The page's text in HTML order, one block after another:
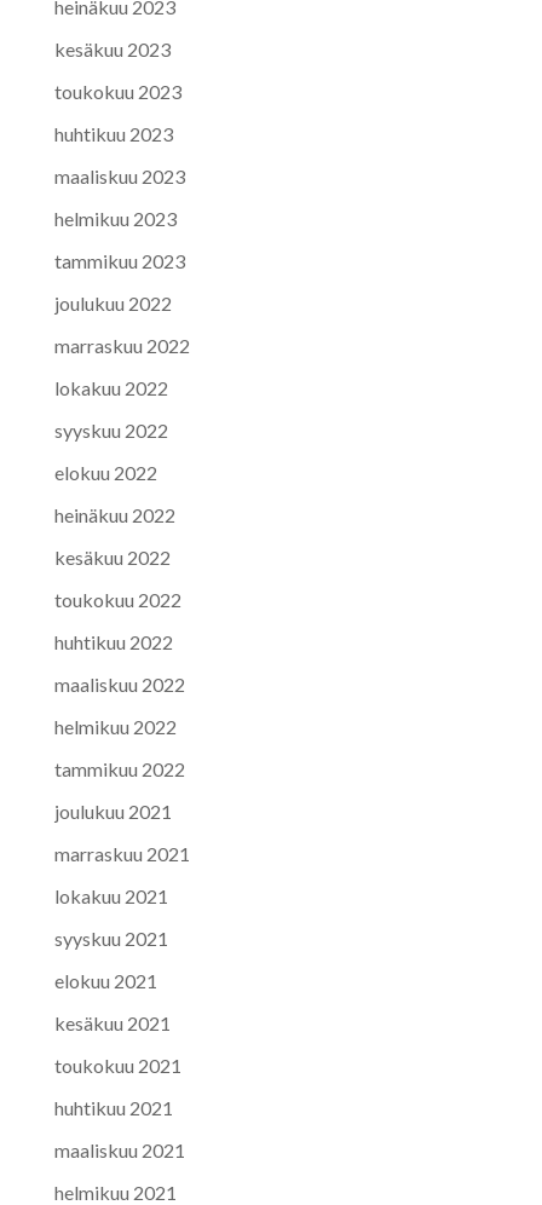
heinäkuu 2023
kesäkuu 2023
toukokuu 2023
huhtikuu 2023
maaliskuu 2023
helmikuu 2023
tammikuu 2023
joulukuu 2022
marraskuu 2022
lokakuu 2022
syyskuu 2022
elokuu 2022
heinäkuu 2022
kesäkuu 2022
toukokuu 2022
huhtikuu 2022
maaliskuu 2022
helmikuu 2022
tammikuu 2022
joulukuu 2021
marraskuu 2021
lokakuu 2021
syyskuu 2021
elokuu 2021
kesäkuu 2021
toukokuu 2021
huhtikuu 2021
maaliskuu 2021
helmikuu 2021